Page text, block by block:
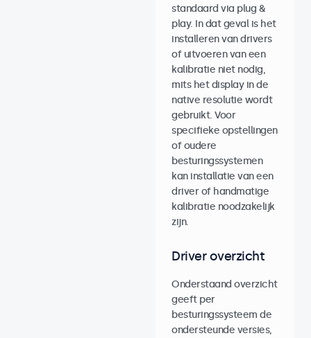
standaard via plug &
play. In dat geval is het
installeren van drivers
of uitvoeren van een
kalibratie niet nodig,
mits het display in de
native resolutie wordt
gebruikt. Voor
specifieke opstellingen
of oudere
besturingssystemen
kan installatie van een
driver of handmatige
kalibratie noodzakelijk
zijn.
Driver overzicht
Onderstaand overzicht
geeft per
besturingssysteem de
ondersteunde versies,